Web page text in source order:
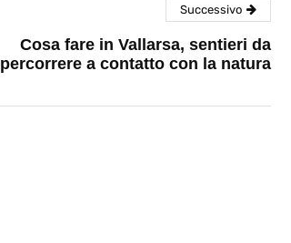
Successivo
Cosa fare in Vallarsa, sentieri da
percorrere a contatto con la natura